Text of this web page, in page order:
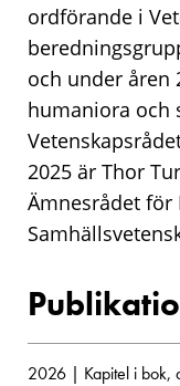
ordförande i
och under åren
humaniora och
2025 är Thor
Ämnesrådet för
2026 | Kapitel i bok,